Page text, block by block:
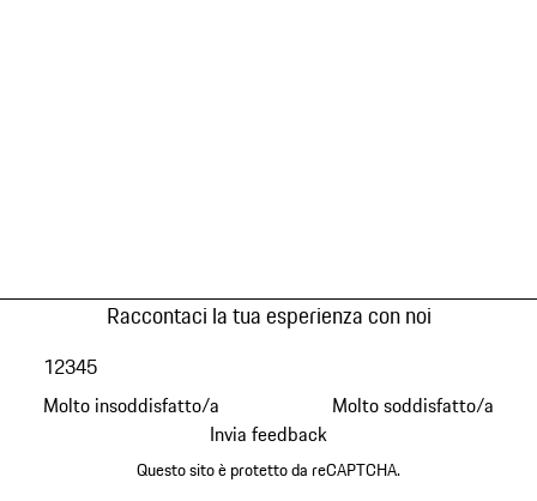
Raccontaci la tua esperienza con noi
Molto insoddisfatto/a
12345
Molto soddisfatto/a
Invia feedback
Questo sito è protetto da reCAPTCHA.